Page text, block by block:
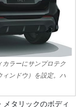
ラーにサンプロテク
ィンドウ）を設定。ハ
タリックのボディ